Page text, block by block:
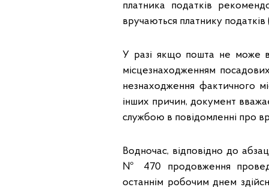
платника податків
вручаються платнику
У разі якщо пошта не може
місцезнаходженням
незнаходження фактичного
інших причин, документ
службою в повідомленні про
Водночас, відповідно до
№ 470 продовження
останнім робочим днем